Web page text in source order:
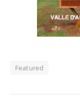
Featured